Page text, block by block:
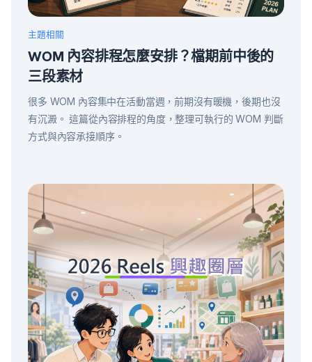
主題相關
WOM 內容排程怎麼安排？檔期前中後的
三段素材
很多 WOM 內容集中在活動當週，前期沒有暖機，後期也沒
有沉澱。 這篇從內容排程的角度，整理可執行的 WOM 判斷
方式與內容承接順序。